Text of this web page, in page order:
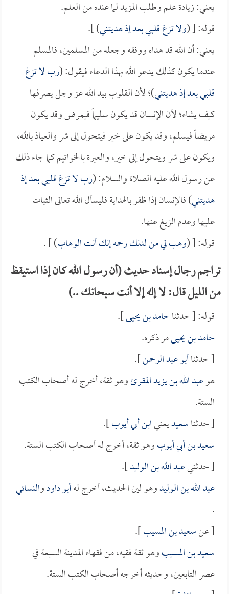
يعني: زيادة علم وطلب المزيد لما عنده من العلم.
قوله: [ (ولا تزغ قلبي بعد إذ هديتني) ].
يعني: أن الله قد هداه ووفقه وجعله من المسلمين، فالمسلم
عندما يكون كذلك يدعو الله بهذا الدعاء فيقول: (رب لا تزغ
قلبي بعد إذ هديتني)؛ لأن القلوب بيد الله عز وجل يصرفها
كيف يشاء؛ لأن الإنسان قد يكون سليماً فيمرض وقد يكون
مريضاً فيسلم، وقد يكون على خير فيتحول إلى شر والعياذ بالله،
ويكون على شر ويتحول إلى خير، والعبرة بالخواتيم كما جاء ذلك
عن رسول الله عليه الصلاة والسلام: (رب لا تزغ قلبي بعد إذ
هديتني) فالإنسان إذا ظفر بالهداية فليسأل الله تعالى الثبات
عليها وعدم الزيغ عنها.
قوله: [ (وهب لي من لدنك رحمه إنك أنت الوهاب) ] .
تراجم رجال إسناد حديث (أن رسول الله كان إذا استيقظ
من الليل قال: لا إله إلا أنت سبحانك ..)
قوله: [ حدثناحامد بن يحيى].
حامد بن يحيىمر ذكره.
[ حدثناأبو عبد الرحمن].
هوعبد الله بن يزيد المقرئوهو ثقة، أخرج له أصحاب الكتب
الستة.
[ حدثناسعيديعنيابن أبي أيوب].
سعيد بن أبي أيوبوهو ثقة، أخرج له أصحاب الكتب الستة.
[ حدثنيعبد الله بن الوليد].
عبد الله بن الوليدوهو لين الحديث، أخرج لهأبو داودوالنسائي
.
[ عنسعيد بن المسيب].
سعيد بن المسيبوهو ثقة فقيه، من فقهاء المدينة السبعة في
عصر التابعين، وحديثه أخرجه أصحاب الكتب الستة.